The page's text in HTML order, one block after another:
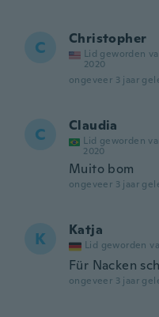
C Christopher
Lid geworden
2020
ongeveer 3 jaar
C Claudia
Lid geworden
2020
Muito bom
ongeveer 3 jaar
K Katja
Lid geworden
Für Nacken
ongeveer 3 jaar